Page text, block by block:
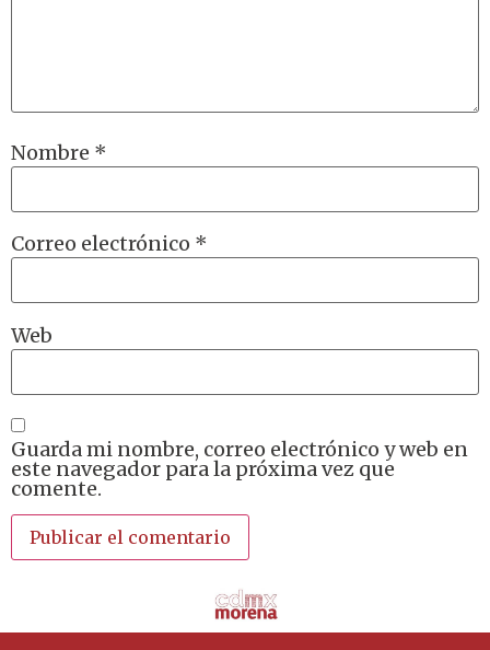
Nombre *
Correo electrónico *
Web
Guarda mi nombre, correo electrónico y web en
este navegador para la próxima vez que
comente.